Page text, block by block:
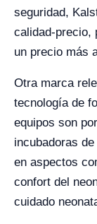
seguridad,
calidad-precio,
un precio más
Otra marca
tecnología de
equipos son
incubadoras
en aspectos
confort del
cuidado